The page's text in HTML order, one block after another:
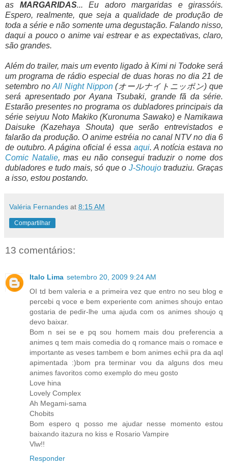
as MARGARIDAS... Eu adoro margaridas e girassóis.
Espero, realmente, que seja a qualidade de produção de
toda a série e não somente uma degustação. Falando nisso,
daqui a pouco o anime vai estrear e as expectativas, claro,
são grandes.
Além do trailer, mais um evento ligado à Kimi ni Todoke será
um programa de rádio especial de duas horas no dia 21 de
setembro no All Night Nippon(オールナイトニッポン) que
será apresentado por Ayana Tsubaki, grande fã da série.
Estarão presentes no programa os dubladores principais da
série seiyuu Noto Makiko (Kuronuma Sawako) e Namikawa
Daisuke (Kazehaya Shouta) que serão entrevistados e
falarão da produção. O anime estréia no canal NTV no dia 6
de outubro. A página oficial é essa aqui. A notícia estava no
Comic Natalie, mas eu não consegui traduzir o nome dos
dubladores e tudo mais, só que o J-Shoujotraduziu. Graças
a isso, estou postando.
Valéria Fernandes at 8:15 AM
Compartilhar
13 comentários:
Italo Lima setembro 20, 2009 9:24 AM
OI td bem valeria e a primeira vez que entro no seu blog e
percebi q voce e bem experiente com animes shoujo entao
gostaria de pedir-lhe uma ajuda com os animes shoujo q
devo baixar.
Bom n sei se e pq sou homem mais dou preferencia a
animes q tem mais comedia do q romance mais o romace e
importante as veses tambem e bom animes echii pra da aql
apimentada :)bom pra terminar vou da alguns dos meu
animes favoritos como exemplo do meu gosto
Love hina
Lovely Complex
Ah Megami-sama
Chobits
Bom espero q posso me ajudar nesse momento estou
baixando itazura no kiss e Rosario Vampire
Vlw!!
Responder